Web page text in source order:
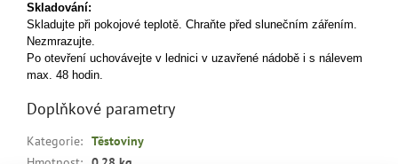
Skladování:
Skladujte při pokojové teplotě. Chraňte před slunečním zářením.
Nezmrazujte.
Po otevření uchovávejte v lednici v uzavřené nádobě i s nálevem
max. 48 hodin.
Doplňkové parametry
Kategorie: Těstoviny